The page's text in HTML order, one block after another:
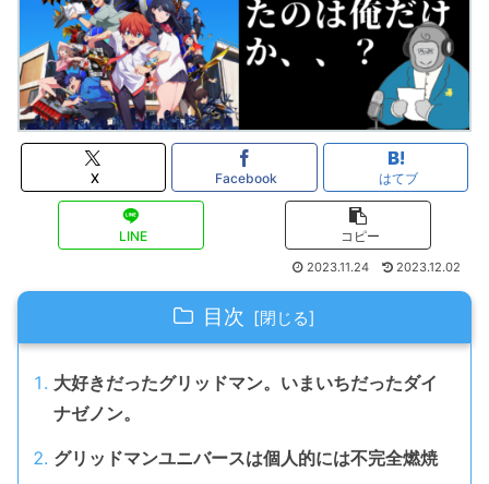
X Facebook はてブ
LINE コピー
2023.11.24 2023.12.02
目次
大好きだったグリッドマン。いまいちだったダイ
ナゼノン。
グリッドマンユニバースは個人的には不完全燃焼